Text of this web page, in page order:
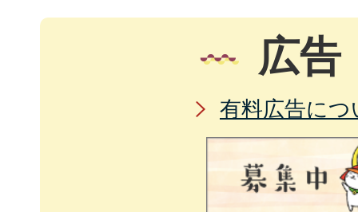
広告
有料広告につ